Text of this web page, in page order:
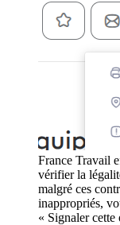
France Travail
vérifier la
malgré ces
inappropriés,
« Signaler cette